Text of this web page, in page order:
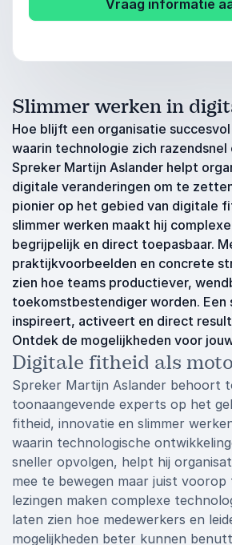
Vraag informatie
Slimmer werken in
Hoe blijft een organisatie
waarin technologie zich
Spreker Martijn Aslander helpt
digitale veranderingen om te
pionier op het gebied van digitale
slimmer werken maakt hij
begrijpelijk en direct toepasbaar.
praktijkvoorbeelden en concrete
zien hoe teams productiever,
toekomstbestendiger worden. Een
inspireert, activeert en direct
Ontdek de mogelijkheden voor
Digitale fitheid als
Spreker Martijn Aslander behoort
toonaangevende experts op het
fitheid, innovatie en slimmer
waarin technologische
sneller opvolgen, helpt hij
mee te bewegen maar juist voorop
lezingen maken complexe
laten zien hoe medewerkers en
mogelijkheden beter kunnen